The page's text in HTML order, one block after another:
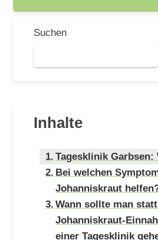
Suchen
Inhalte
Tagesklinik Garbsen:
Bei welchen
Johanniskraut
Wann sollte man
Johanniskraut-
einer Tagesklinik